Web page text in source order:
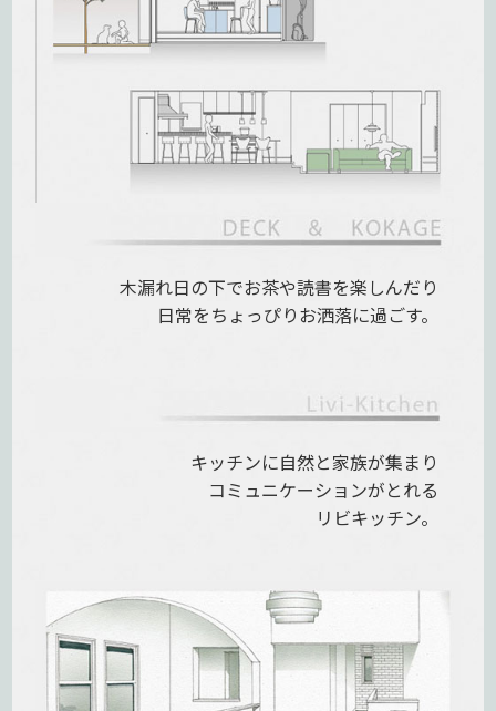
木漏れ日の下でお茶や読書を楽しんだり
日常をちょっぴりお洒落に過ごす。
キッチンに自然と家族が集まり
コミュニケーションがとれる
リビキッチン。